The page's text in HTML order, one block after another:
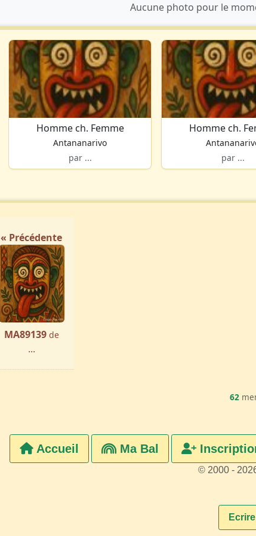
Aucune photo pour le
Homme ch. Femme
Antananarivo
par ...
Homme ch.
par ...
« Précédente
MA89139 de
...
62
Accueil Ma Bal
© 2000 -